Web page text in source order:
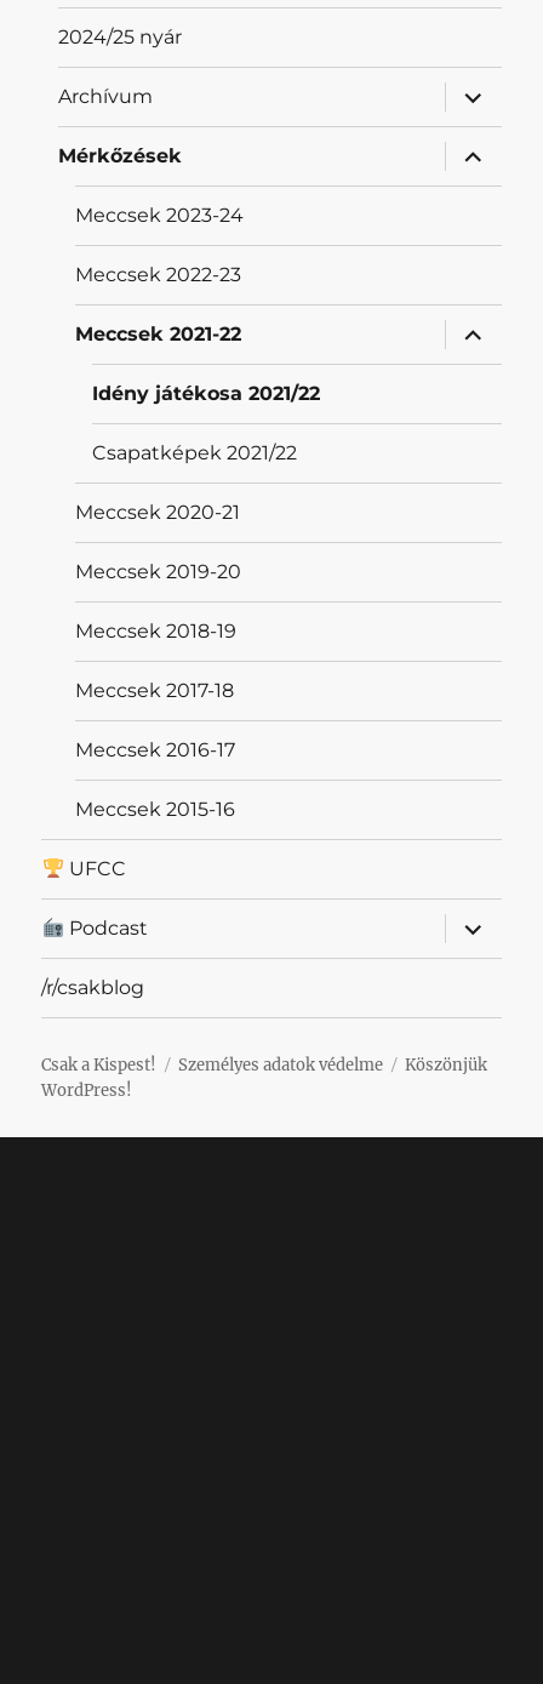
2024/25 nyár
Archívum
almenü
Mérkőzések
almenü
Meccsek 2023-24
Meccsek 2022-23
Meccsek 2021-22
almenü
Idény játékosa 2021/22
Csapatképek 2021/22
Meccsek 2020-21
Meccsek 2019-20
Meccsek 2018-19
Meccsek 2017-18
Meccsek 2016-17
Meccsek 2015-16
UFCC
Podcast
almenü
/r/csakblog
Csak a Kispest! Személyes adatok védelme
Köszönjük
WordPress!